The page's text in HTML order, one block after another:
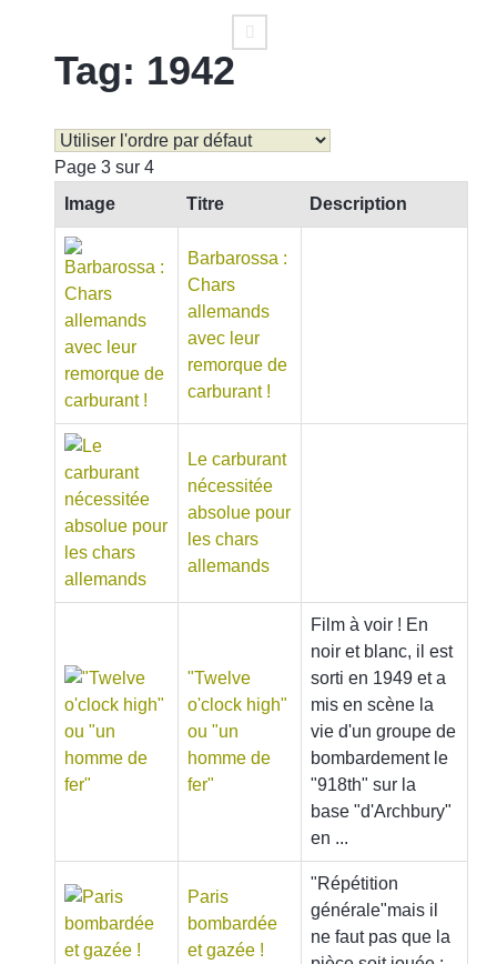
Tag: 1942
Page 3 sur 4
Image
Titre Description
Barbarossa :
Chars
allemands
avec leur
remorque de
carburant !
Le carburant
nécessitée
absolue pour
les chars
allemands
"Twelve
o'clock high"
ou "un
homme de
fer"
Film à voir ! En
noir et blanc, il est
sorti en 1949 et a
mis en scène la
vie d'un groupe de
bombardement le
"918th" sur la
base "d'Archbury"
en ...
Paris
bombardée
et gazée !
"Répétition
générale"mais il
ne faut pas que la